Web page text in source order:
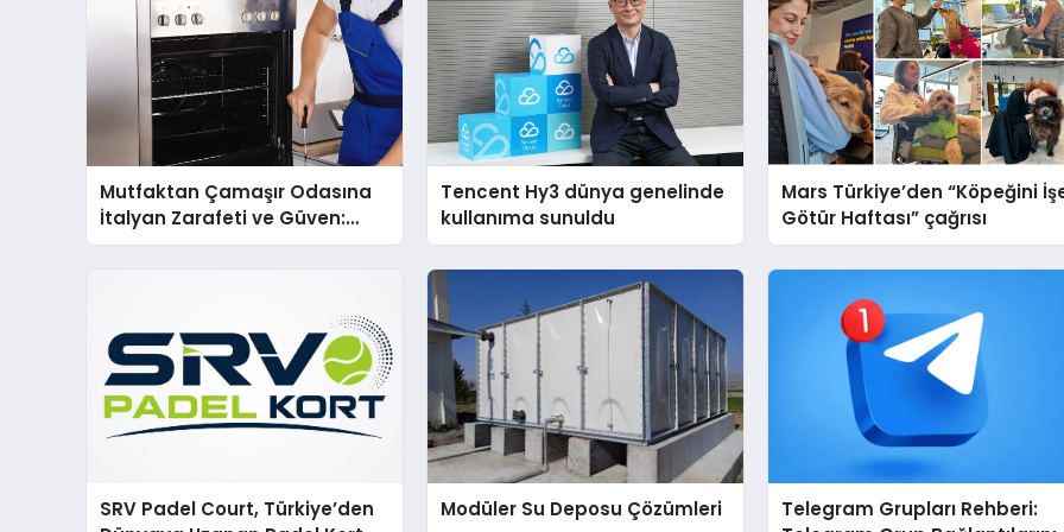
Mutfaktan Çamaşır Odasına
İtalyan Zarafeti ve Güven:
Smeg Cihazlarında Dürüst
Tencent Hy3 dünya genelinde
kullanıma sunuldu
Mars Türkiye’den “Köpeğini
Götür Haftası” çağrısı
SRV Padel Court, Türkiye’den
Modüler Su Deposu Çözümleri
Telegram Grupları Rehberi: